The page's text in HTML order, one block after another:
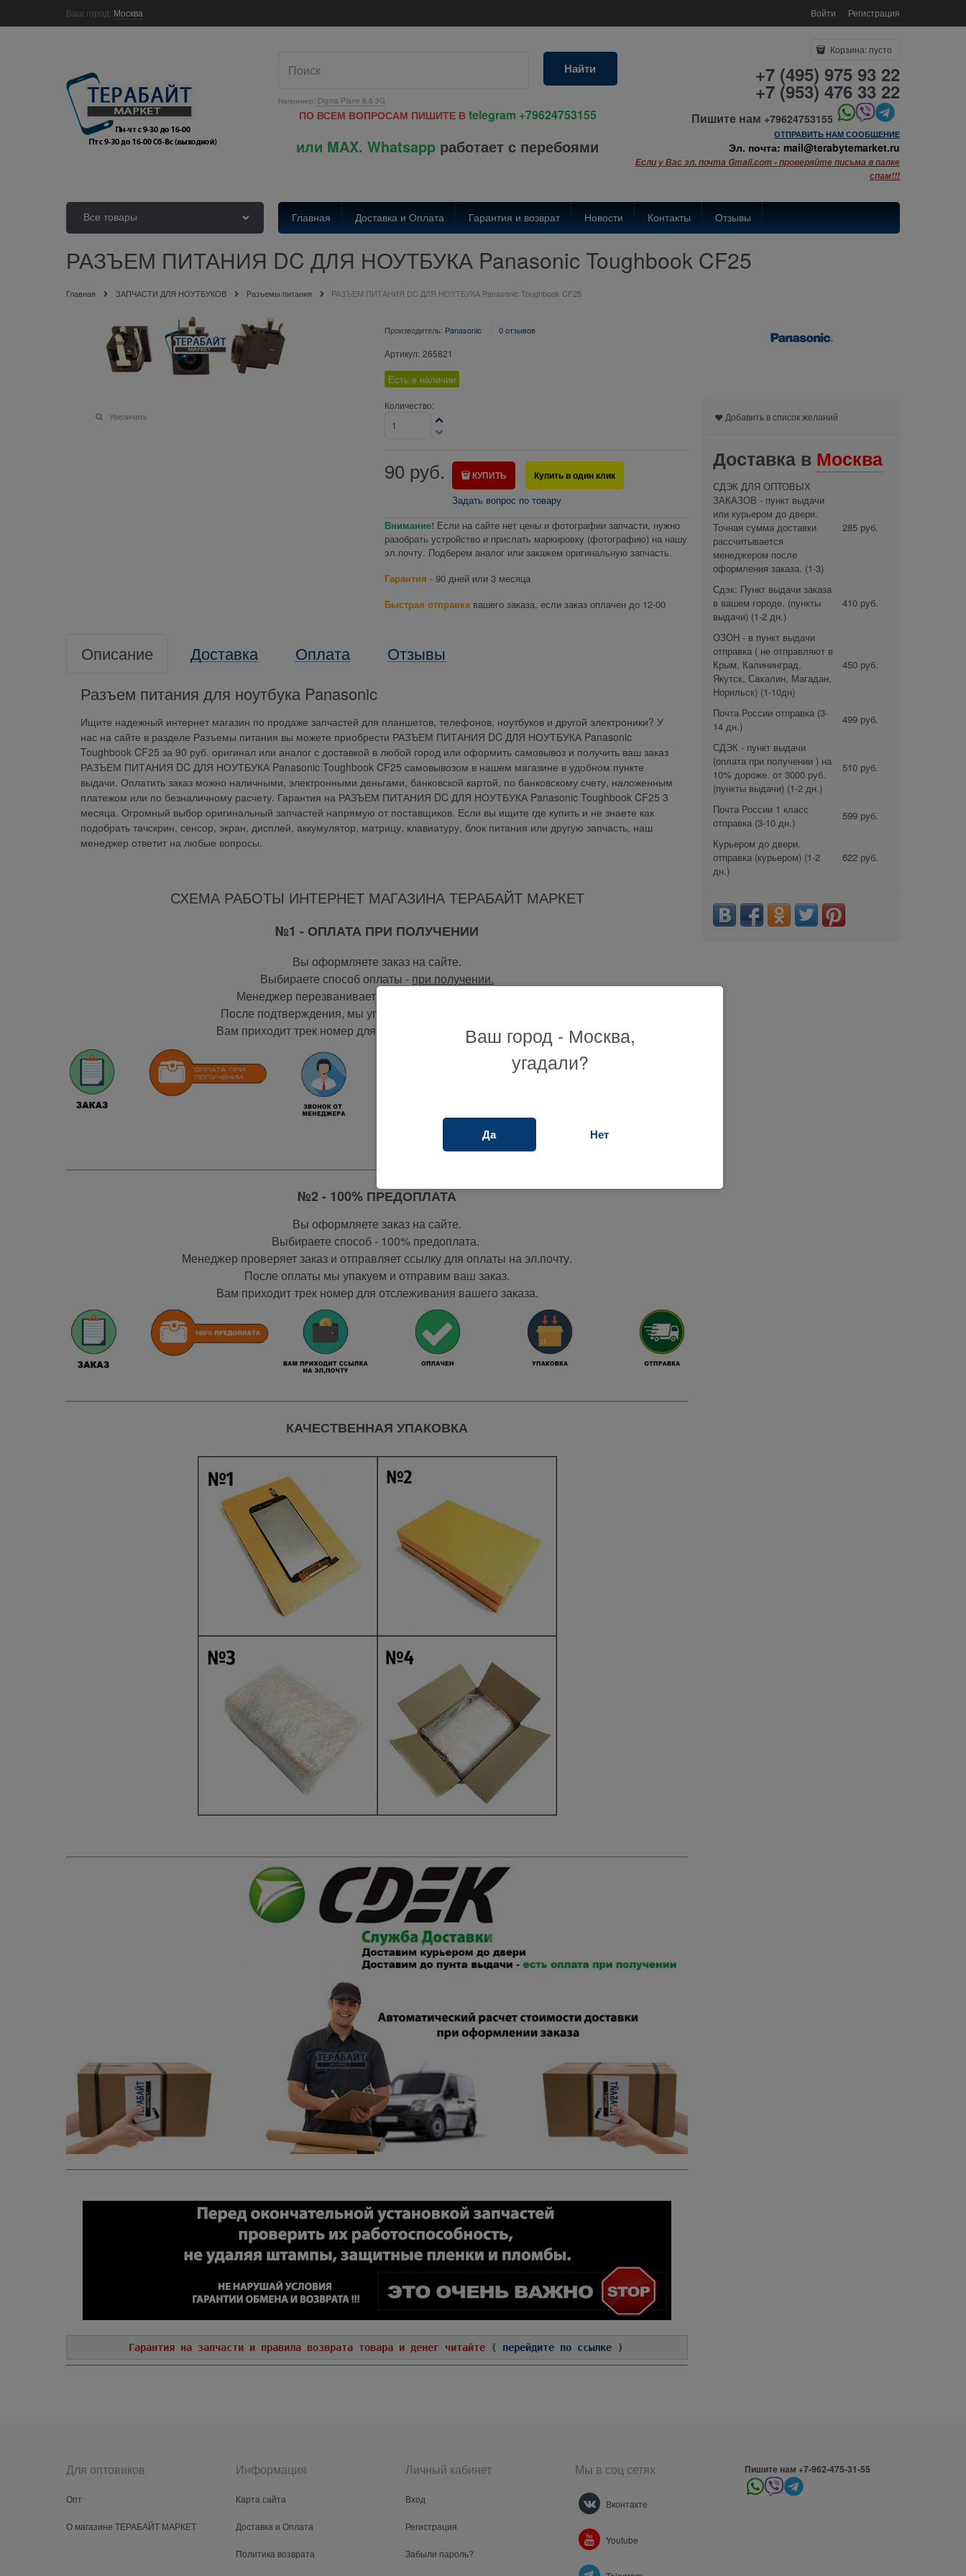
Ваш город: Москва Войти Регистрация
Например: Digma Plane 8.5 3G
Найти
ПО ВСЕМ ВОПРОСАМ ПИШИТЕ В telegram +79624753155
или MAX. Whatsapp работает с перебоями
Корзина: пусто
+7 (495) 975 93 22
+7 (953) 476 33 22
Пишите нам +79624753155
ОТПРАВИТЬ НАМ СООБЩЕНИЕ
Эл. почта: mail@terabytemarket.ru
Если у Вас эл. почта Gmail.com - проверяйте письма в папке
спам!!!
Все товары Главная Доставка и Оплата Гарантия и возврат Новости Контакты Отзывы
РАЗЪЕМ ПИТАНИЯ DC ДЛЯ НОУТБУКА Panasonic Toughbook CF25
Главная ЗАПЧАСТИ ДЛЯ НОУТБУКОВ Разъемы питания РАЗЪЕМ ПИТАНИЯ DC ДЛЯ НОУТБУКА Panasonic Toughbook CF25
Увеличить
Производитель: Panasonic 0 отзывов
Артикул: 265821
Есть в наличии
Количество:
90 руб. КУПИТЬ Купить в один клик
Задать вопрос по товару
Внимание! Если на сайте нет цены и фотографии запчасти, нужно
разобрать устройство и прислать маркировку (фотографию) на нашу
эл.почту. Подберем аналог или закажем оригинальную запчасть.
Гарантия - 90 дней или 3 месяца
Быстрая отправкавашего заказа, если заказ оплачен до 12-00
Описание Доставка Оплата
Отзывы
Разъем питания для ноутбука Panasonic
Ищите надежный интернет магазин по продаже запчастей для планшетов, телефонов, ноутбуков и другой электроники? У
нас на сайте в разделе Разъемы питания вы можете приобрести РАЗЪЕМ ПИТАНИЯ DC ДЛЯ НОУТБУКА Panasonic
Toughbook CF25 за 90 руб. оригинал или аналог с доставкой в любой город или оформить самовывоз и получить ваш заказ
РАЗЪЕМ ПИТАНИЯ DC ДЛЯ НОУТБУКА Panasonic Toughbook CF25 самовывозом в нашем магазине в удобном пункте
выдачи. Оплатить заказ можно наличными, электронными деньгами, банковской картой, по банковскому счету, наложенным
платежом или по безналичному расчету. Гарантия на РАЗЪЕМ ПИТАНИЯ DC ДЛЯ НОУТБУКА Panasonic Toughbook CF25 3
месяца. Огромный выбор оригинальный запчастей напрямую от поставщиков. Если вы ищите где купить и не знаете как
подобрать тачскрин, сенсор, экран, дисплей, аккумулятор, матрицу, клавиатуру, блок питания или другую запчасть, наш
менеджер ответит на любые вопросы.
СХЕМА РАБОТЫ ИНТЕРНЕТ МАГАЗИНА ТЕРАБАЙТ МАРКЕТ
№1 - ОПЛАТА ПРИ ПОЛУЧЕНИИ
Вы оформляете заказ на сайте.
Выбираете способ оплаты - при получении.
Менеджер перезванивает вам и подтверждает заказ.
После подтверждения, мы упакуем и отправим ваш заказ.
Вам приходит трек номер для отслеживания вашего заказа.
№2 - 100% ПРЕДОПЛАТА
Вы оформляете заказ на сайте.
Выбираете способ - 100% предоплата.
Менеджер проверяет заказ и отправляет ссылку для оплаты на эл.почту.
После оплаты мы упакуем и отправим ваш заказ.
Вам приходит трек номер для отслеживания вашего заказа.
КАЧЕСТВЕННАЯ УПАКОВКА
Гарантия на запчасти и правила возврата товара и денег читайте( перейдите по ссылке)
Добавить в список желаний
Доставка в Москва
СДЭК ДЛЯ ОПТОВЫХ
ЗАКАЗОВ - пункт выдачи
или курьером до двери.
Точная сумма доставки
рассчитывается
менеджером после
оформления заказа. (1-3)
285 руб.
Сдэк: Пункт выдачи заказа
в вашем городе. (пункты
выдачи) (1-2 дн.)
410 руб.
ОЗОН - в пункт выдачи
отправка ( не отправляют в
Крым, Калининград,
Якутск, Сахалин, Магадан,
Норильск) (1-10дн)
450 руб.
Почта России отправка (3-
14 дн.)
499 руб.
СДЭК - пункт выдачи
(оплата при получении ) на
10% дороже. от 3000 руб.
(пункты выдачи) (1-2 дн.)
510 руб.
Почта России 1 класс
отправка (3-10 дн.)
599 руб.
Курьером до двери.
отправка (курьером) (1-2
дн.)
622 руб.
Для оптовиков
Опт
О магазине ТЕРАБАЙТ МАРКЕТ
Информация
Карта сайта
Доставка и Оплата
Политика возврата
Личный кабинет
Вход
Регистрация
Забыли пароль?
Мы в соц сетях
Вконтакте
Youtube
Пишите нам +7-962-475-31-55
Ваш город - Москва,
угадали?
Да Нет